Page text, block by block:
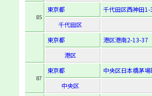
85
東京都
千代田区西神田1-
千代田区
東京都
港区港南2-13-37
港区
87
東京都
中央区日本橋茅
中央区